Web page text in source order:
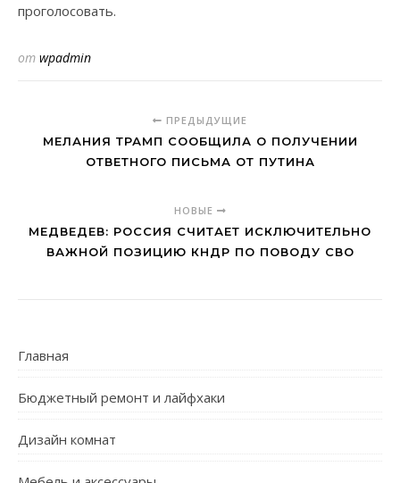
проголосовать.
от wpadmin
ПРЕДЫДУЩИЕ
МЕЛАНИЯ ТРАМП СООБЩИЛА О ПОЛУЧЕНИИ
ОТВЕТНОГО ПИСЬМА ОТ ПУТИНА
НОВЫЕ
МЕДВЕДЕВ: РОССИЯ СЧИТАЕТ ИСКЛЮЧИТЕЛЬНО
ВАЖНОЙ ПОЗИЦИЮ КНДР ПО ПОВОДУ СВО
Главная
Бюджетный ремонт и лайфхаки
Дизайн комнат